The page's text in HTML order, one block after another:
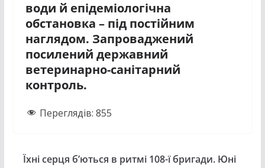
води й епідеміологічна
обстановка – під постійним
наглядом. Запроваджений
посилений державний
ветеринарно-санітарний
контроль.
Переглядів: 855
Їхні серця б’ються в ритмі 108-ї бригади. Юні